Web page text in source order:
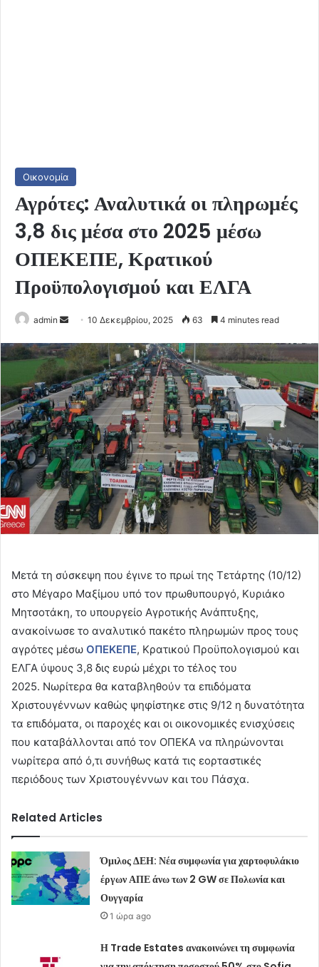
Οικονομία
Αγρότες: Αναλυτικά οι πληρωμές
3,8 δις μέσα στο 2025 μέσω
ΟΠΕΚΕΠΕ, Κρατικού
Προϋπολογισμού και ΕΛΓΑ
admin
Send
email
10 Δεκεμβρίου, 2025 63 4 minutes read
Μετά τη σύσκεψη που έγινε το πρωί της Τετάρτης (10/12)
στο Μέγαρο Μαξίμου υπό τον πρωθυπουργό, Κυριάκο
Μητσοτάκη, το υπουργείο Αγροτικής Ανάπτυξης,
ανακοίνωσε το αναλυτικό πακέτο πληρωμών προς τους
αγρότες μέσω ΟΠΕΚΕΠΕ, Κρατικού Προϋπολογισμού και
ΕΛΓΑ ύψους 3,8 δις ευρώ μέχρι το τέλος του
2025. Νωρίτερα θα καταβληθούν τα επιδόματα
Χριστουγέννων καθώς ψηφίστηκε στις 9/12 η δυνατότητα
τα επιδόματα, οι παροχές και οι οικονομικές ενισχύσεις
που καταβάλλονται από τον ΟΠΕΚΑ να πληρώνονται
νωρίτερα από ό,τι συνήθως κατά τις εορταστικές
περιόδους των Χριστουγέννων και του Πάσχα.
Related Articles
Όμιλος ΔΕΗ: Νέα συμφωνία για χαρτοφυλάκιο
έργων ΑΠΕ άνω των 2 GW σε Πολωνία και
Ουγγαρία
1 ώρα ago
Η Trade Estates ανακοινώνει τη συμφωνία